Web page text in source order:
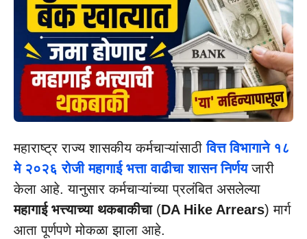
महाराष्ट्र राज्य शासकीय कर्मचाऱ्यांसाठीवित्त विभागाने १८
मे २०२६ रोजी महागाई भत्ता वाढीचा शासन निर्णयजारी
केला आहे. यानुसार कर्मचाऱ्यांच्या प्रलंबित असलेल्या
महागाई भत्त्याच्या थकबाकीचा(DA Hike Arrears) मार्ग
आता पूर्णपणे मोकळा झाला आहे.